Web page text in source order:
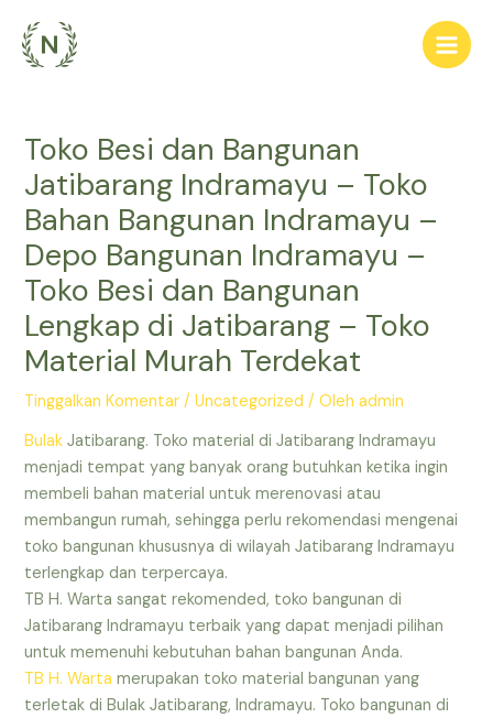
konten
Main
Toko Besi dan Bangunan
Jatibarang Indramayu – Toko
Bahan Bangunan Indramayu –
Depo Bangunan Indramayu –
Toko Besi dan Bangunan
Lengkap di Jatibarang – Toko
Material Murah Terdekat
Tinggalkan Komentar /Uncategorized / Olehadmin
Bulak Jatibarang. Toko material di Jatibarang Indramayu
menjadi tempat yang banyak orang butuhkan ketika ingin
membeli bahan material untuk merenovasi atau
membangun rumah, sehingga perlu rekomendasi mengenai
toko bangunan khususnya di wilayah Jatibarang Indramayu
terlengkap dan terpercaya.
TB H. Warta sangat rekomended, toko bangunan di
Jatibarang Indramayu terbaik yang dapat menjadi pilihan
untuk memenuhi kebutuhan bahan bangunan Anda.
TB H. Warta merupakan toko material bangunan yang
terletak di Bulak Jatibarang, Indramayu. Toko bangunan di